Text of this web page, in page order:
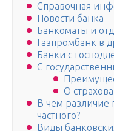
Справочная
Новости банка
Банкоматы и
Газпромбанк в
Банки с
С
О
В чем различие
частного?
Виды